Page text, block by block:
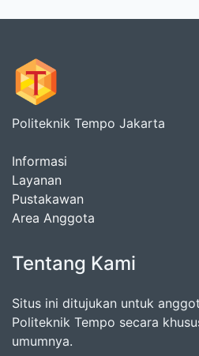
Politeknik Tempo Jakarta
Informasi
Layanan
Pustakawan
Area Anggota
Tentang Kami
Situs ini ditujukan untuk
Politeknik Tempo secara
umumnya.